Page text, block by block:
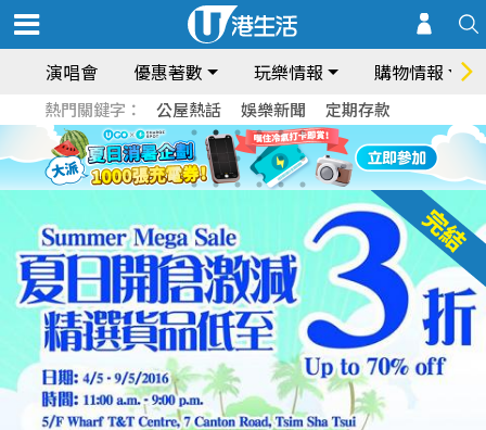
演唱會 優惠著數 玩樂情報 購物情報
熱門關鍵字： 公屋熱話 娛樂新聞 定期存款